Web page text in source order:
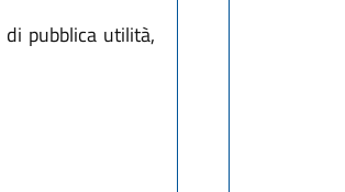
pubblica utilità,